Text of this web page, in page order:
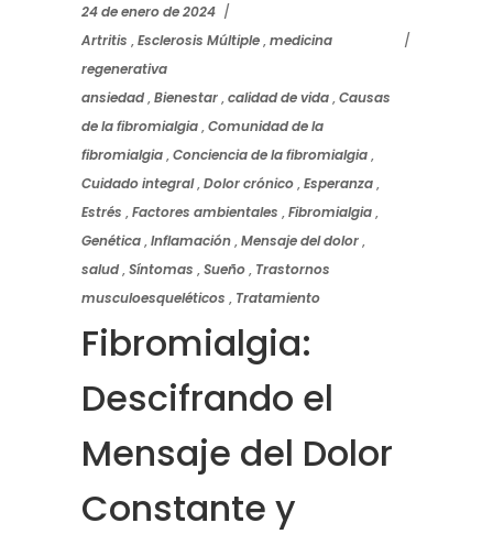
24 de enero de 2024
Artritis ,Esclerosis Múltiple,medicina
regenerativa
ansiedad,Bienestar,calidad de vida,Causas
de la fibromialgia,Comunidad de la
fibromialgia,Conciencia de la fibromialgia,
Cuidado integral,Dolor crónico,Esperanza,
Estrés ,Factores ambientales ,Fibromialgia,
Genética,Inflamación,Mensaje del dolor,
salud,Síntomas ,Sueño, Trastornos
musculoesqueléticos , Tratamiento
Fibromialgia:
Descifrando el
Mensaje del Dolor
Constante y